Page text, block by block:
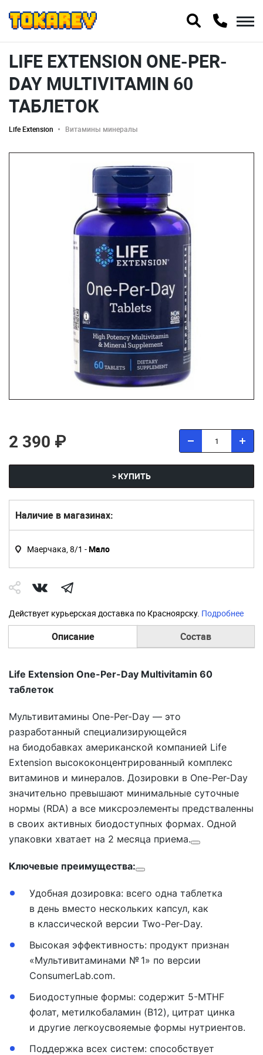
LIFE EXTENSION ONE-PER-
DAY MULTIVITAMIN 60
ТАБЛЕТОК
Life Extension Витамины минералы
2 390 ₽
> КУПИТЬ
Наличие в магазинах:
Маерчака, 8/1 -Мало
Действует курьерская доставка по Красноярску. Подробнее
Описание Состав
Life Extension One-Per-Day Multivitamin 60
таблеток
Мультивитамины One-Per-Day — это
разработанный специализирующейся
на биодобавках американской компанией Life
Extension высококонцентрированный комплекс
витаминов и минералов. Дозировки в One-Per-Day
значительно превышают минимальные суточные
нормы (RDA) а все миксроэлементы предстваленны
в своих активных биодоступных формах. Одной
упаковки хватает на 2 месяца приема.
Ключевые преимущества:
Удобная дозировка: всего одна таблетка
в день вместо нескольких капсул, как
в классической версии Two-Per-Day.
Высокая эффективность: продукт признан
«Мультивитаминами № 1» по версии
ConsumerLab.com.
Биодоступные формы: содержит 5-MTHF
фолат, метилкобаламин (B12), цитрат цинка
и другие легкоусвояемые формы нутриентов.
Поддержка всех систем: способствует